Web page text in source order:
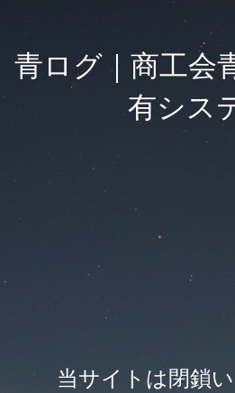
青ログ｜商工会
有シス
当サイトは閉鎖